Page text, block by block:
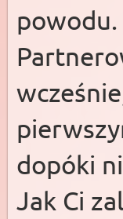
powodu.
dopóki
Jak Ci